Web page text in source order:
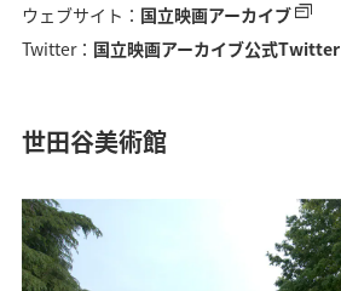
ウェブサイト： 国立映画アーカイブ
Twitter： 国立映画アーカイブ公式Twitter
世田谷美術館